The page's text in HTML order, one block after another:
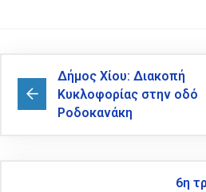
Δήμος Χίου: Διακοπή
Κυκλοφορίας στην οδό
Ροδοκανάκη
6η